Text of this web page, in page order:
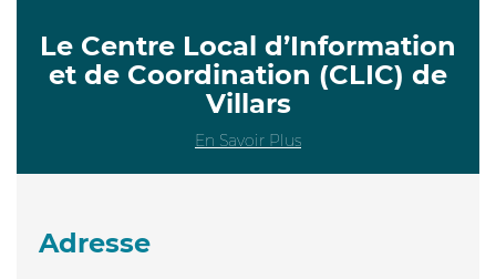
Le Centre Local d’Information
et de Coordination (CLIC) de
Villars
En Savoir Plus
Adresse